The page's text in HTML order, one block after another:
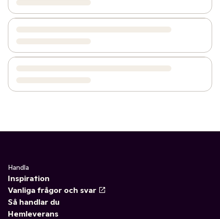
Handla
Inspiration
Vanliga frågor och svar
Så handlar du
Hemleverans